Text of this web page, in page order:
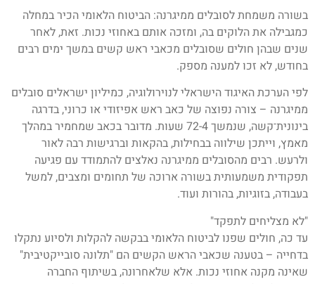
בשורה משמחת לסובלים ממיגרנה: הביטוח הלאומי הכיר במחלה
כמגבילה את הלוקים בה, ומזכה אותם באחוזי נכות. זאת, לאחר
שנים שבהן חולים שסובלים מכאבי ראש קשים במשך ימים רבים
בחודש, לא זכו למענה מספק.
לפי הערכת האיגוד הישראלי לנוירולוגיה, כמיליון ישראלים סובלים
ממיגרנה – צורה נפוצה של כאב ראש אפיזודי או כרוני, בדרגה
בינונית־קשה, שנמשך 72-4 שעות. מדובר בכאב שמחמיר במהלך
מאמץ, וייתכן שילווה בבחילות, בהקאות וברגישות רבה לאור
ולרעש. רבים מהסובלים ממיגרנה נאלצים להתמודד עם פגיעה
תפקודית משמעותית בשורה ארוכה של תחומים ומצבים, למשל
בעבודה, בזוגיות, בהורות ועוד.
"לא מצליחים לתפקד"
עד כה, חולים שפנו לביטוח הלאומי בבקשה להקלות ולסיוע נתקלו
בדחייה – בטענה שכאבי הראש הקשים הם "תלונה סובייקטיבית"
שאינה מקנה אחוזי נכות. אלא שלאחרונה, בשיתוף החברה